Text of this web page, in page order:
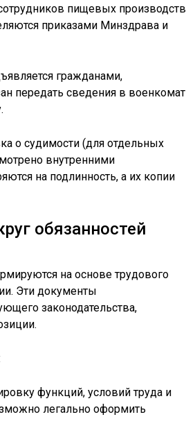
пищевых производств
приказами Минздрава и
гражданами,
передать сведения в военкомат
о судимости (для отдельных
внутренними
на подлинность, а их копии
обязанностей
на основе трудового
Эти документы
законодательства,
функций, условий труда и
легально оформить